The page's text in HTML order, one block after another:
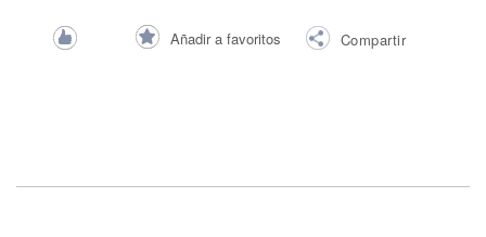
Añadir a favoritos Compartir